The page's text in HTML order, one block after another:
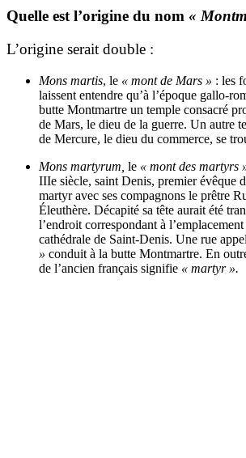
Quelle est l’origine du nom «
L’origine serait double :
Mons martis, le « mont de Mars » : les
laissent entendre qu’à l’époque gallo-
butte Montmartre un temple consacré
de Mars, le dieu de la guerre. Un autre
de Mercure, le dieu du commerce, se
Mons martyrum, le « mont des martyrs
IIIe siècle, saint Denis, premier évêque
martyr avec ses compagnons le prêtre
Éleuthère. Décapité sa tête aurait été
l’endroit correspondant à
cathédrale de Saint-Denis. Une rue
» conduit à la butte Montmartre. En
de l’ancien français signifie « martyr ».